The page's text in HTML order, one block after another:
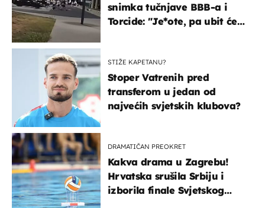
snimka tučnjave BBB-a i
Torcide: "Je*ote, pa ubit će
STIŽE KAPETANU?
Stoper Vatrenih pred
transferom u jedan od
najvećih svjetskih klubova?
DRAMATIČAN PREOKRET
Kakva drama u Zagrebu!
Hrvatska srušila Srbiju i
izborila finale Svjetskog